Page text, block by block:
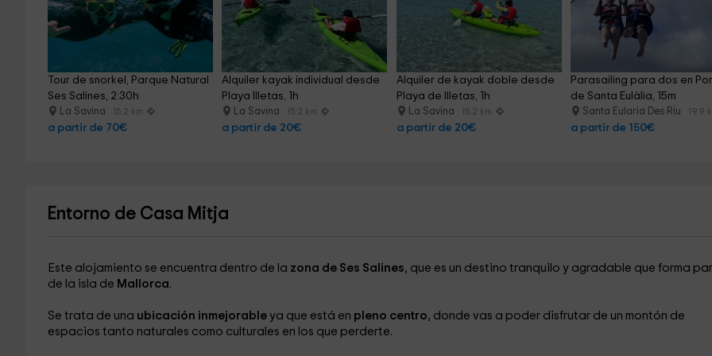
Tour de snorkel, Parque Natural
Ses Salines, 2:30h
La Savina 15.2 km
a partir de 70€
Alquiler kayak individual desde
Playa Illetas, 1h
La Savina 15.2 km
a partir de 20€
Alquiler de kayak doble desde
Playa de Illetas, 1h
La Savina 15.2 km
a partir de 20€
Parasailing para dos en
de Santa Eulàlia, 15m
Santa Eularia Des Riu 19.9
a partir de 150€
Entorno de Casa Mitja
Este alojamiento se encuentra dentro de la zona de Ses Salines, que es un destino tranquilo y agradable que forma
de la isla de Mallorca.
Se trata de una ubicación inmejorable ya que está en pleno centro, donde vas a poder disfrutar de un montón de
espacios tanto naturales como culturales en los que perderte.